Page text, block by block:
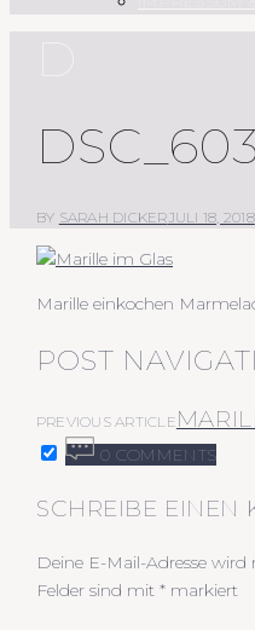
BY SARAH DICKERJULI 18, 2018
Marille einkochen
POST
PREVIOUS ARTICLE
0 COMMENTS
SCHREIBE EINEN
Deine E-Mail-Adresse wird
Felder sind mit * markiert